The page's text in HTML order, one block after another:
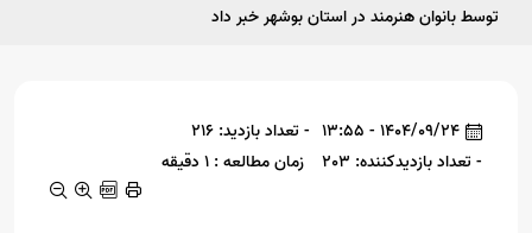
توسط بانوان هنرمند در استان بوشهر خبر داد
1404/09/24 - 13:55
- تعداد بازدید: 216
- تعداد بازدیدکننده: 203
زمان مطالعه : 1 دقیقه